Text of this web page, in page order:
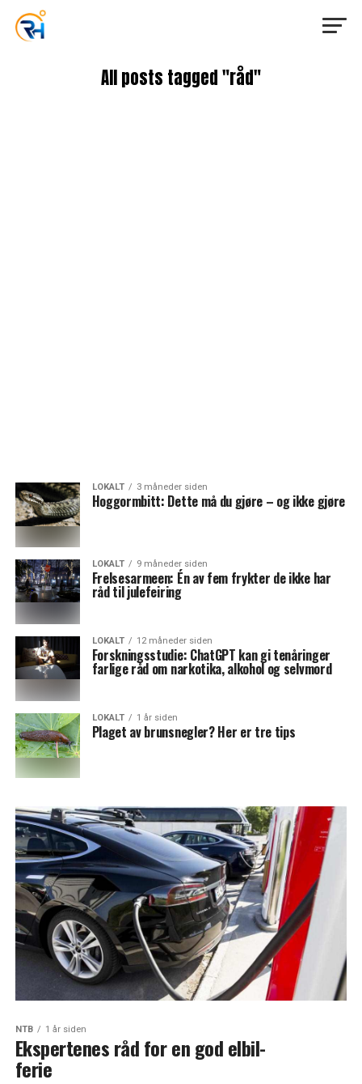
All posts tagged "råd"
LOKALT 3 måneder siden
Hoggormbitt: Dette må du gjøre – og ikke gjøre
LOKALT 9 måneder siden
Frelsesarmeen: Én av fem frykter de ikke har
råd til julefeiring
LOKALT 12 måneder siden
Forskningsstudie: ChatGPT kan gi tenåringer
farlige råd om narkotika, alkohol og selvmord
LOKALT 1 år siden
Plaget av brunsnegler? Her er tre tips
NTB 1 år siden
Ekspertenes råd for en god elbil-
ferie